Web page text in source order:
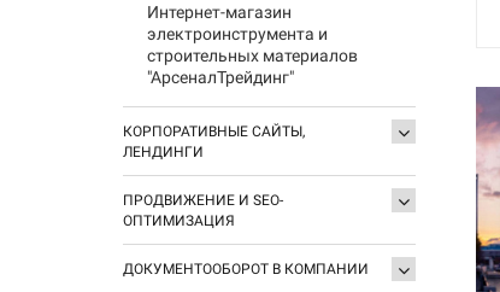
Интернет-магазин
электроинструмента и
строительных материалов
"АрсеналТрейдинг"
КОРПОРАТИВНЫЕ САЙТЫ,
ЛЕНДИНГИ
ПРОДВИЖЕНИЕ И SEO-
ОПТИМИЗАЦИЯ
ДОКУМЕНТООБОРОТ В КОМПАНИИ